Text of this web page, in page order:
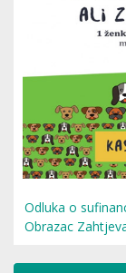
Odluka o
Obrazac